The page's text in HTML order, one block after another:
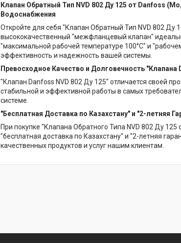
Клапан Обратный Тип NVD 802 Ду 125 от Danfoss
Водоснабжения
Откройте для себя "Клапан Обратный Тип NVD 802
высококачественный "межфланцевый клапан"
"максимальной рабочей температуре 100°C" и
эффективность и надежность вашей системы.
Превосходное Качество и Долговечность "Клапана
"Клапан Danfoss NVD 802 Ду 125" отличается своей
стабильной и эффективной работы в самых
системе.
"Бесплатная Доставка по Казахстану" и "2-летняя
При покупке "Клапана Обратного Типа NVD 802 Ду
"бесплатная доставка по Казахстану" и "2-летняя
качественных продуктов и услуг нашим клиентам.